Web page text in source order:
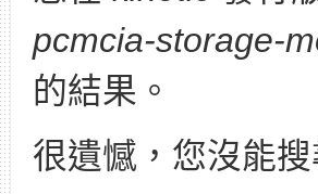
pcmcia-storage-
的結果。
很遺憾，您沒能